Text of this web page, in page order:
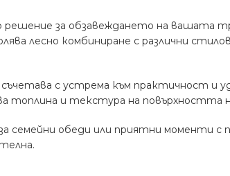
решение за обзавеждането на
лесно комбиниране с различни
с устрема към практичност и
и текстура на повърхността
семейни обеди или приятни моменти